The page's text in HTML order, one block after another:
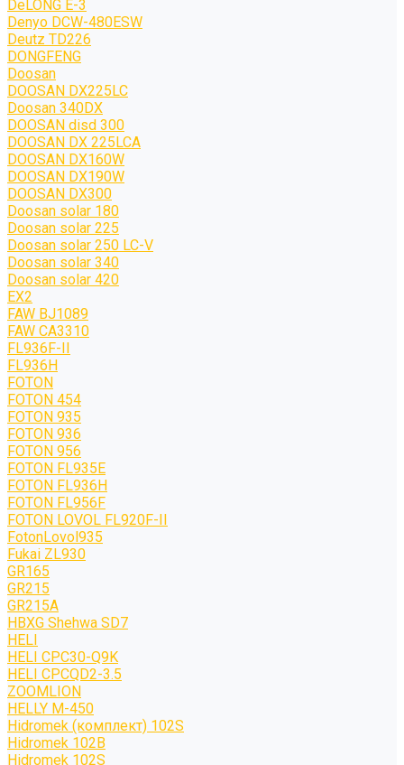
DeLONG Е-3
Denyo DCW-480ESW
Deutz TD226
DONGFENG
Doosan
DOOSAN DX225LC
Doosan 340DX
DOOSAN disd 300
DOOSAN DX 225LCA
DOOSAN DX160W
DOOSAN DX190W
DOOSAN DX300
Doosan solar 180
Doosan solar 225
Doosan solar 250 LC-V
Doosan solar 340
Doosan solar 420
EX2
FAW BJ1089
FAW CA3310
FL936F-II
FL936H
FOTON
FOTON 454
FOTON 935
FOTON 936
FOTON 956
FOTON FL935E
FOTON FL936H
FOTON FL956F
FOTON LOVOL FL920F-II
FotonLovol935
Fukai ZL930
GR165
GR215
GR215A
HBXG Shehwa SD7
HELI
HELI CPC30-Q9K
HELI CPCQD2-3.5
ZOOMLION
HELLY M-450
Hidromek (комплект) 102S
Hidromek 102B
Hidromek 102S